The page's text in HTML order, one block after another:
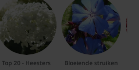
Top 20 - Heesters Bloeiende struiken